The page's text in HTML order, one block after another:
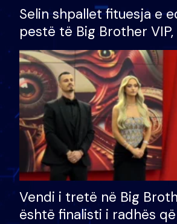
Selin shpallet fituesja e
pestë të Big Brother
çmimin e madh prej 100
Vendi i tretë në Big
është finalisti i radhës